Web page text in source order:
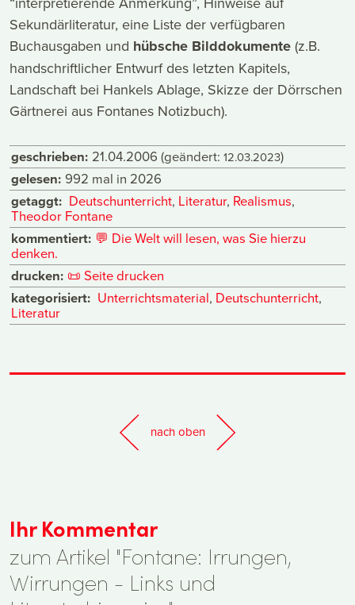
Sekundärliteratur, eine Liste der verfügbaren
Buchausgaben und hübsche Bilddokumente (z.B.
handschriftlicher Entwurf des letzten Kapitels,
Landschaft bei Hankels Ablage, Skizze der Dörrschen
Gärtnerei aus Fontanes Notizbuch).
geschrieben: 21.04.2006 (geändert: 12.03.2023)
gelesen: 992 mal in 2026
getaggt: Deutschunterricht, Literatur, Realismus,
Theodor Fontane
kommentiert: 💬 Die Welt will lesen, was Sie hierzu
denken.
drucken: 📜 Seite drucken
kategorisiert: Unterrichtsmaterial, Deutschunterricht,
Literatur
nach oben
Ihr Kommentar
zum Artikel "Fontane: Irrungen,
Wirrungen - Links und